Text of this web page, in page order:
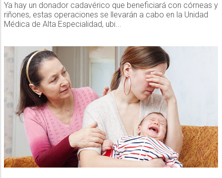
Ya hay un donador cadavérico que beneficiará con córneas y
riñones, estas operaciones se llevarán a cabo en la Unidad
Médica de Alta Especialidad, ubi...